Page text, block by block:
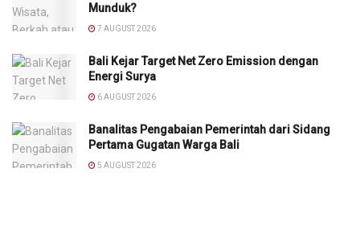
Munduk?
7 AUGUST 2026
Bali Kejar Target Net Zero Emission dengan
Energi Surya
6 AUGUST 2026
Banalitas Pengabaian Pemerintah dari Sidang
Pertama Gugatan Warga Bali
5 AUGUST 2026